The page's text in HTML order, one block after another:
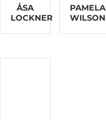
ÅSA
LOCKNER
PAMELA
WILSON